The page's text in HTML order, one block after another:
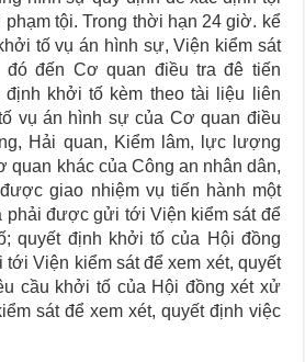
tội. Trong thời hạn 24 giờ. kể
tố vụ án hình sự, Viện kiểm sát
đó đến Cơ quan điều tra đê tiến
định khởi tố kèm theo tài liệu liên
vụ án hình sự của Cơ quan điều
Hải quan, Kiểm lâm, lực lượng
quan khác của Công an nhân dân,
giao nhiệm vụ tiến hành một
phải được gửi tới Viện kiểm sát để
quyết định khởi tố của Hội đồng
Viện kiểm sát để xem xét, quyết
cầu khởi tố của Hội đồng xét xử
sát để xem xét, quyết định việc